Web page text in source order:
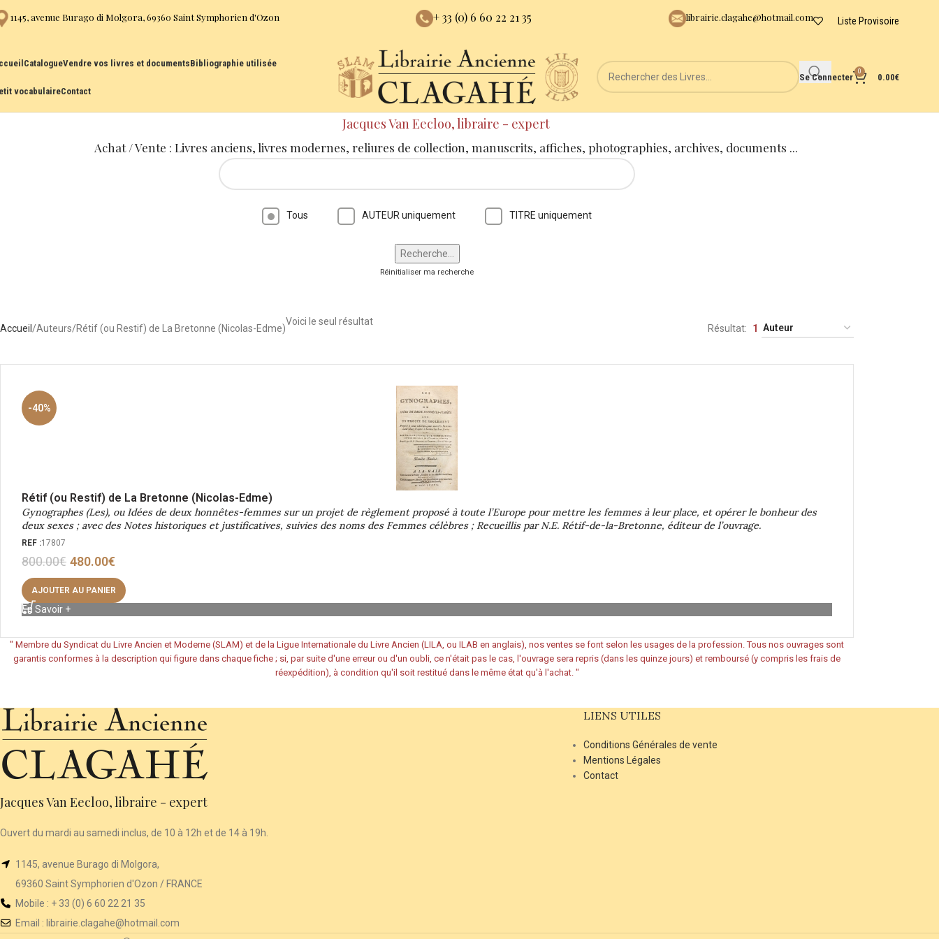
1145, avenue Burago di Molgora, 69360 Saint Symphorien d'Ozon + 33 (0) 6 60 22 21 35 librairie.clagahe@hotmail.com Liste Provisoire
CatalogueVendre vos livres et documentsBibliographie utilisée
vocabulaireContact
Se Connecter
0
0.00€
Jacques Van Eecloo, libraire - expert
Achat / Vente : Livres anciens, livres modernes, reliures de collection, manuscrits, affiches, photographies, archives, documents ...
Tous AUTEUR uniquement TITRE uniquement
Réinitialiser ma recherche
Accueil Auteurs Rétif (ou Restif) de La Bretonne (Nicolas-Edme)
Voici le seul résultat
Résultat 1
-40%
Rétif (ou Restif) de La Bretonne (Nicolas-Edme)
Gynographes (Les), ou Idées de deux honnêtes-femmes sur un projet de règlement proposé à toute l’Europe pour mettre les femmes à leur place, et opérer le bonheur des
deux sexes ; avec des Notes historiques et justificatives, suivies des noms des Femmes célèbres ; Recueillis par N.E. Rétif-de-la-Bretonne, éditeur de l’ouvrage.
REF :17807
800.00€ 480.00€
AJOUTER AU PANIER
En Savoir +
" Membre du Syndicat du Livre Ancien et Moderne (SLAM) et de la Ligue Internationale du Livre Ancien (LILA, ou ILAB en anglais), nos ventes se font selon les usages de la profession. Tous nos ouvrages sont
garantis conformes à la description qui figure dans chaque fiche ; si, par suite d'une erreur ou d'un oubli, ce n'était pas le cas, l'ouvrage sera repris (dans les quinze jours) et remboursé (y compris les frais de
réexpédition), à condition qu'il soit restitué dans le même état qu'à l'achat. "
Jacques Van Eecloo, libraire - expert
Ouvert du mardi au samedi inclus, de 10 à 12h et de 14 à 19h.
1145, avenue Burago di Molgora,
69360 Saint Symphorien d'Ozon / FRANCE
Mobile : + 33 (0) 6 60 22 21 35
Email : librairie .clagahe@hotmail.com
LIENS UTILES
Conditions Générales de vente
Mentions Légales
Contact